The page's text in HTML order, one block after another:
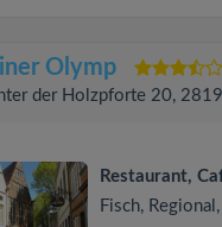
Olymp
der Holzpforte 20,
Restaurant,
Fisch,